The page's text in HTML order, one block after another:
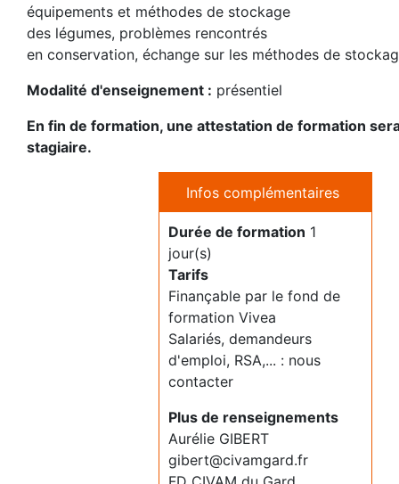
équipements et méthodes de stockage
des légumes, problèmes rencontrés
en conservation, échange sur les méthodes de
Modalité d'enseignement : présentiel
En fin de formation, une attestation de formation
stagiaire.
Infos complémentaires
Durée de formation 1
jour(s)
Tarifs
Finançable par le fond de
formation Vivea
Salariés, demandeurs
d'emploi, RSA,... : nous
contacter
Plus de renseignements
Aurélie GIBERT
gibert@civamgard.fr